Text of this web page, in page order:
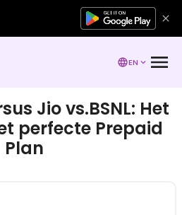
EN
Jio vs.BSNL: Het
perfecte Prepaid
Plan